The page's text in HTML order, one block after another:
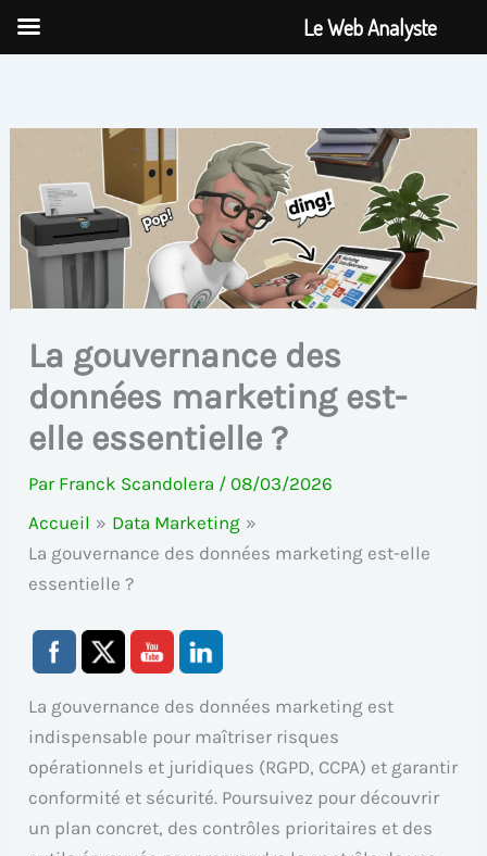
Aller
La gouvernance des
données marketing est-
elle essentielle ?
Par Franck Scandolera /08/03/2026
Accueil
Data Marketing
La gouvernance des données marketing est-elle
essentielle ?
La gouvernance des données marketing est
indispensable pour maîtriser risques
opérationnels et juridiques (RGPD, CCPA) et garantir
conformité et sécurité. Poursuivez pour découvrir
un plan concret, des contrôles prioritaires et des
Le Web Analyste